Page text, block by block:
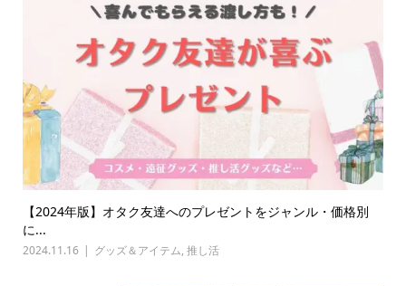
【2024年版】オタク友達へのプレゼントをジャンル・価格別
に...
2024.11.16 グッズ＆アイテム, 推し活